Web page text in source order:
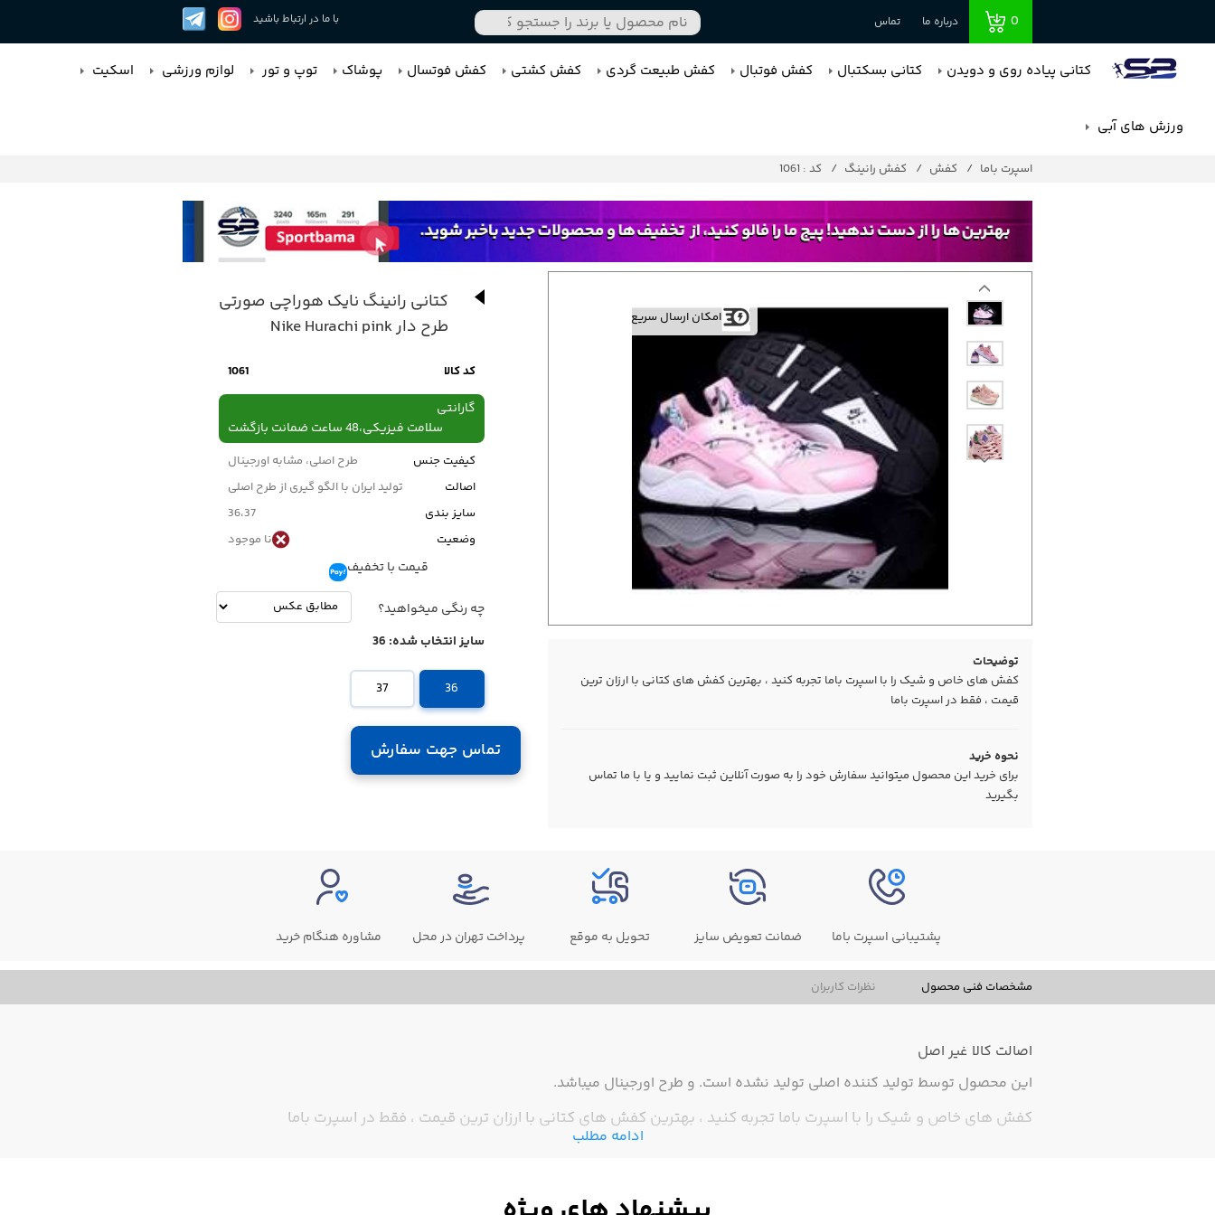
0 درباره ما تماس با ما در ارتباط باشید
کتانی پیاده روی و دویدن کتانی بسکتبال کفش فوتبال کفش طبیعت گردی کفش کشتی کفش فوتسال پوشاک توپ و تور لوازم ورزشی اسکیت
ورزش های آبی
اسپرت باما کفش کفش رانینگ کد : 1061
امکان ارسال سریع
توضیحات
کفش های خاص و شیک را با اسپرت باما تجربه کنید ، بهترین کفش های کتانی با ارزان ترین
قیمت ، فقط در اسپرت باما
نحوه خرید
برای خرید این محصول میتوانید سفارش خود را به صورت آنلاین ثبت نمایید و یا با ما تماس
بگیرید
کتانی رانینگ نایک هوراچی صورتی
طرح دار Nike Hurachi pink
کد کالا 1061
گارانتی
سلامت فیزیکی،48 ساعت ضمانت بازگشت
کیفیت جنس
طرح اصلی، مشابه اورجینال
اصالت
تولید ایران با الگو گیری از طرح اصلی
سایز بندی
36،37
وضعیت
نا موجود
قیمت با تخفیف
چه رنگی میخواهید؟
سایز انتخاب شده: 36
36
37
تماس جهت سفارش
پشتیبانی اسپرت باما ضمانت تعویض سایز تحویل به موقع پرداخت تهران در محل مشاوره هنگام خرید
مشخصات فنی محصول نظرات کاربران
اصالت کالا غیر اصل
این محصول توسط تولید کننده اصلی تولید نشده است. و طرح اورجینال میباشد.
کفش های خاص و شیک را با اسپرت باما تجربه کنید ، بهترین کفش های کتانی با ارزان ترین قیمت ، فقط در اسپرت باما
ادامه مطلب